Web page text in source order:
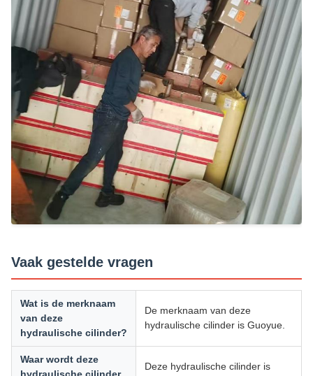
Vaak gestelde vragen
Wat is de merknaam
van deze
hydraulische cilinder?
De merknaam van deze
hydraulische cilinder is Guoyue.
Waar wordt deze
Deze hydraulische cilinder is